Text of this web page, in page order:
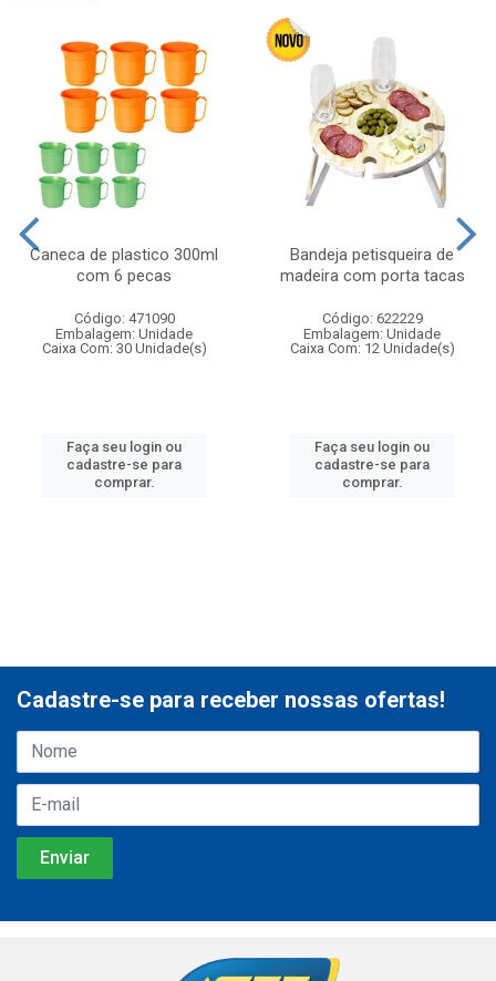
Caneca de plastico 300ml
com 6 pecas
Código: 471090
Embalagem: Unidade
Caixa Com: 30 Unidade(s)
Faça seu login ou
cadastre-se para
comprar.
Bandeja petisqueira de
madeira com porta tacas
Código: 622229
Embalagem: Unidade
Caixa Com: 12 Unidade(s)
Faça seu login ou
cadastre-se para
comprar.
Cadastre-se para receber nossas ofertas!